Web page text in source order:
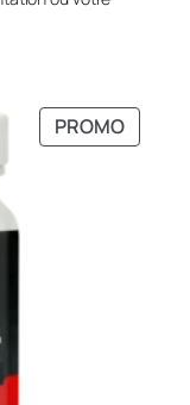
PROMO
EN